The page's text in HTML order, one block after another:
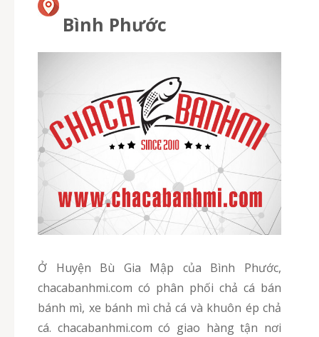
Bình Phước
Ở Huyện Bù Gia Mập của Bình Phước,
chacabanhmi.com có phân phối chả cá bán
bánh mì, xe bánh mì chả cá và khuôn ép chả
cá. chacabanhmi.com có giao hàng tận nơi